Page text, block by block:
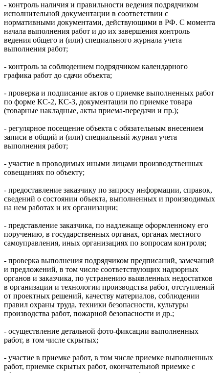
- контроль наличия и правильности ведения подрядчиком
исполнительной документации в соответствии с
нормативными документами, действующими в РФ. С момента
начала выполнения работ и до их завершения контроль
ведения общего и (или) специального журнала учета
выполнения работ;
- контроль за соблюдением подрядчиком календарного
графика работ до сдачи объекта;
- проверка и подписание актов о приемке выполненных работ
по форме КС-2, КС-3, документации по приемке товара
(товарные накладные, акты приема-передачи и пр.);
- регулярное посещение объекта с обязательным внесением
записи в общий и (или) специальный журнал учета
выполнения работ;
- участие в проводимых иными лицами производственных
совещаниях по объекту;
- предоставление заказчику по запросу информации, справок,
сведений о состоянии объекта, выполненных и производимых
на нем работах и их организации;
- представление заказчика, по надлежаще оформленному его
поручению, в государственных органах, органах местного
самоуправления, иных организациях по вопросам контроля;
- проверка выполнения подрядчиком предписаний, замечаний
и предложений, в том числе соответствующих надзорных
органов и заказчика, по устранению выявленных недостатков
в организации и технологии производства работ, отступлений
от проектных решений, качеству материалов, соблюдении
правил охраны труда, техники безопасности, культуры
производства работ, пожарной безопасности и др.;
- осуществление детальной фото-фиксации выполненных
работ, в том числе скрытых;
- участие в приемке работ, в том числе приемке выполненных
работ, приемке скрытых работ, окончательной приемке с